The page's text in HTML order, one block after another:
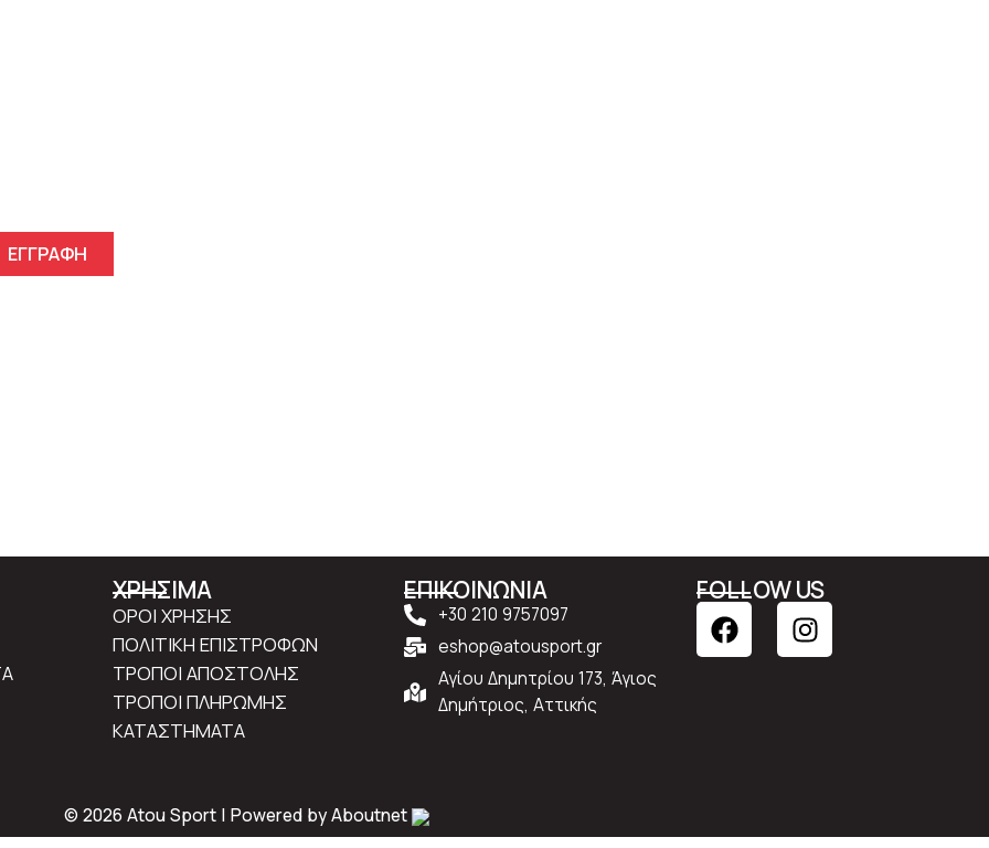
ΕΓΓΡΑΦΗ
ΧΡΗΣΙΜΑ
ΟΡΟΙ ΧΡΗΣΗΣ
ΠΟΛΙΤΙΚΗ ΕΠΙΣΤΡΟΦΩΝ
ΤΡΟΠΟΙ ΑΠΟΣΤΟΛΗΣ
ΤΡΟΠΟΙ ΠΛΗΡΩΜΗΣ
ΚΑΤΑΣΤΗΜΑΤΑ
ΕΠΙΚΟΙΝΩΝΙΑ
+30 210 9757097
eshop@atousport.gr
Αγίου Δημητρίου 173, Άγιος
Δημήτριος, Αττικής
FOLLOW US
© 2026 Atou Sport | Powered byAboutnet